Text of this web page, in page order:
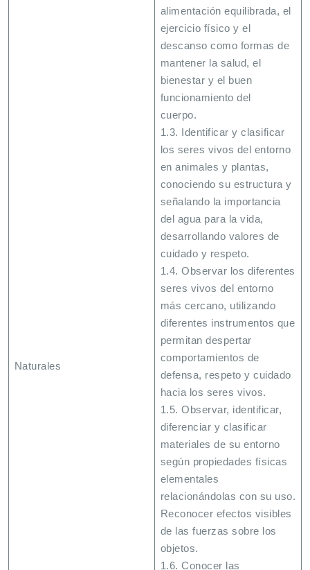
Naturales
alimentación equilibrada, el
ejercicio físico y el
descanso como formas de
mantener la salud, el
bienestar y el buen
funcionamiento del
cuerpo.
1.3. Identificar y clasificar
los seres vivos del entorno
en animales y plantas,
conociendo su estructura y
señalando la importancia
del agua para la vida,
desarrollando valores de
cuidado y respeto.
1.4. Observar los diferentes
seres vivos del entorno
más cercano, utilizando
diferentes instrumentos que
permitan despertar
comportamientos de
defensa, respeto y cuidado
hacia los seres vivos.
1.5. Observar, identificar,
diferenciar y clasificar
materiales de su entorno
según propiedades físicas
elementales
relacionándolas con su uso.
Reconocer efectos visibles
de las fuerzas sobre los
objetos.
1.6. Conocer las